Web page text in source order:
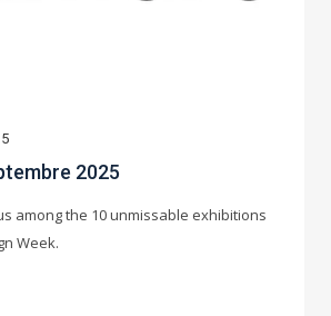
2025
among the 10 unmissable exhibitions
Week.